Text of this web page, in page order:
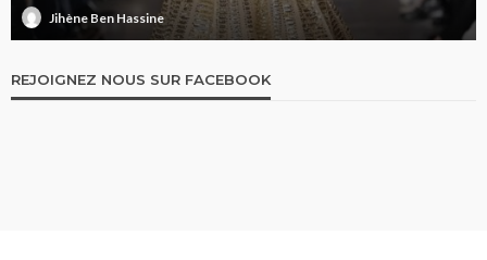
Jihène Ben Hassine
REJOIGNEZ NOUS SUR FACEBOOK